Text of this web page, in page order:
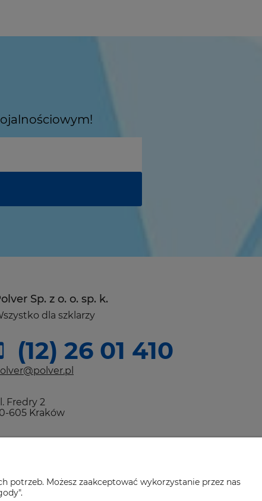
Sp. z o. o. sp. k.
dla szklarzy
(12) 26 01 410
Fredry 2
605 Kraków
Możesz zaakceptować wykorzystanie przez nas